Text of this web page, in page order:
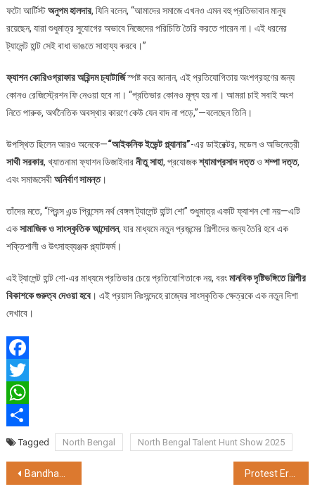
ফটো আর্টিস্টঅনুপম হালদার, যিনি বলেন, “আমাদের সমাজে এখনও এমন বহু প্রতিভাবান মানুষ
রয়েছেন, যারা শুধুমাত্র সুযোগের অভাবে নিজেদের পরিচিতি তৈরি করতে পারেন না। এই ধরনের
ট্যালেন্ট হান্ট সেই বাধা ভাঙতে সাহায্য করবে।”
ফ্যাশন কোরিওগ্রাফার অরিন্দম চ্যাটার্জিস্পষ্ট করে জানান, এই প্রতিযোগিতায় অংশগ্রহণের জন্য
কোনও রেজিস্ট্রেশন ফি নেওয়া হবে না। “প্রতিভার কোনও মূল্য হয় না। আমরা চাই সবাই অংশ
নিতে পারুক, অর্থনৈতিক অবস্থার কারণে কেউ যেন বাদ না পড়ে,”—বলেছেন তিনি।
উপস্থিত ছিলেন আরও অনেকে—“আইকনিক ইভেন্ট প্ল্যানার”-এর ডাইরেক্টর, মডেল ও অভিনেত্রী
সাথী সরকার, খ্যাতনামা ফ্যাশন ডিজাইনারনীতু সাহা, প্রযোজকশ্যামাপ্রসাদ দত্তও শম্পা দত্ত,
এবং সমাজসেবীঅনির্বাণ সামন্ত।
তাঁদের মতে, “প্রিন্স এন্ড প্রিন্সেস নর্থ বেঙ্গল ট্যালেন্ট হান্টা শো” শুধুমাত্র একটি ফ্যাশন শো নয়—এটি
একসামাজিক ও সাংস্কৃতিক আন্দোলন, যার মাধ্যমে নতুন প্রজন্মের শিল্পীদের জন্য তৈরি হবে এক
শক্তিশালী ও উৎসাহব্যঞ্জক প্ল্যাটফর্ম।
এই ট্যালেন্ট হান্ট শো-এর মাধ্যমে প্রতিভার চেয়ে প্রতিযোগিতাকে নয়, বরংমানবিক দৃষ্টিভঙ্গিতে শিল্পীর
বিকাশকে গুরুত্ব দেওয়া হবে। এই প্রয়াস নিঃসন্দেহে রাজ্যের সাংস্কৃতিক ক্ষেত্রকে এক নতুন দিশা
দেখাবে।
Facebook
Twitter
WhatsApp
ShareTagged North Bengal North Bengal Talent Hunt Show 2025
Post
Bandhan Bank Extends CSR Support to Assam Cancer Care Foundation, a Joint Initiative of Assam Govt & Tata Trusts Protest Erupts Over Deprivation and Corruption in ‘Samudra Sathi’ Scheme; Fish Workers Demand Justice